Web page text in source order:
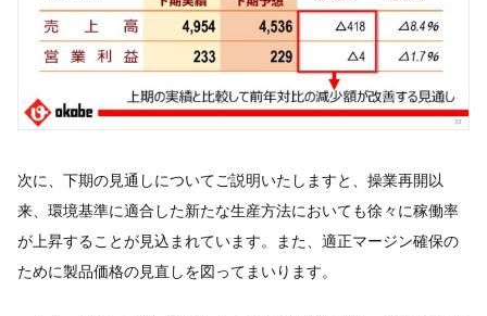
次に、下期の見通しについてご説明いたしますと、操業再開以
来、環境基準に適合した新たな生産方法においても徐々に稼働率
が上昇することが見込まれています。また、適正マージン確保の
ために製品価格の見直しを図ってまいります。